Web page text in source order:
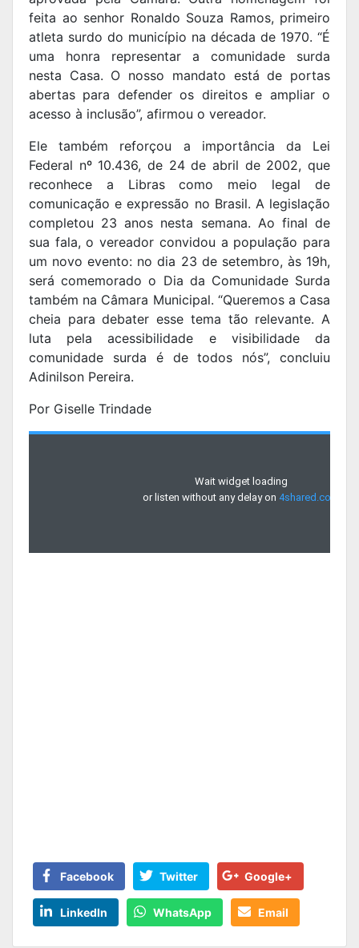
feita ao senhor Ronaldo Souza Ramos, primeiro
atleta surdo do município na década de 1970. “É
uma honra representar a comunidade surda
nesta Casa. O nosso mandato está de portas
abertas para defender os direitos e ampliar o
acesso à inclusão”, afirmou o vereador.
Ele também reforçou a importância da Lei
Federal nº 10.436, de 24 de abril de 2002, que
reconhece a Libras como meio legal de
comunicação e expressão no Brasil. A legislação
completou 23 anos nesta semana. Ao final de
sua fala, o vereador convidou a população para
um novo evento: no dia 23 de setembro, às 19h,
será comemorado o Dia da Comunidade Surda
também na Câmara Municipal. “Queremos a Casa
cheia para debater esse tema tão relevante. A
luta pela acessibilidade e visibilidade da
comunidade surda é de todos nós”, concluiu
Adinilson Pereira.
Por Giselle Trindade
Facebook Twitter Google+
LinkedIn WhatsApp Email